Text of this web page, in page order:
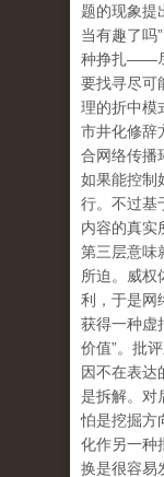
题的现象提
当有趣了吗
种挣扎——
要找寻尽可
理的折中模
市井化修辞
合网络传播
如果能控制
行。不过基
内容的真实
第三层意味
所迫。威权
利，于是网
获得一种虚
价值”。批
因不在表达
是拆解。对
怕是挖掘方
化作另一种
换是很容易